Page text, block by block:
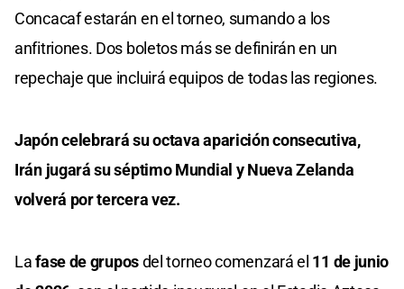
Concacaf estarán en el torneo, sumando a los
anfitriones. Dos boletos más se definirán en un
repechaje que incluirá equipos de todas las regiones.
Japón celebrará su octava aparición consecutiva,
Irán jugará su séptimo Mundial y Nueva Zelanda
volverá por tercera vez.
Lafase de gruposdel torneo comenzará el 11 de junio